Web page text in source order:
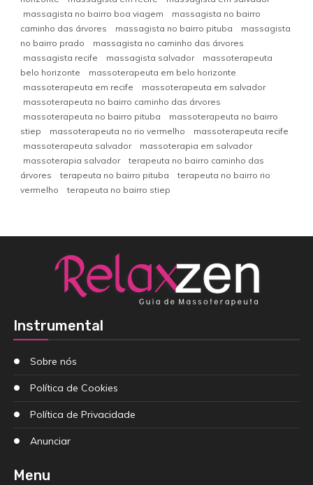
massagista no bairro boa viagem
massagista no bairro
caminho das árvores
massagista no bairro pituba
massagista
no bairro prado
massagista no caminho das árvores
massagista recife
massagista salvador
massoterapeuta
belo horizonte
massoterapeuta em belo horizonte
massoterapeuta em recife
massoterapeuta em salvador
massoterapeuta no bairro caminho das árvores
massoterapeuta no bairro pituba
massoterapeuta no bairro
stiep
massoterapeuta no rio vermelho
massoterapeuta recife
massoterapeuta salvador
massoterapia em salvador
massoterapia salvador
terapeuta no bairro caminho das
árvores
terapeuta no bairro pituba
terapeuta no bairro rio
vermelho
terapeuta no bairro stiep
Instrumental
Sobre nós
Política de Cookies
Política de Privacidade
Anunciar
Menu